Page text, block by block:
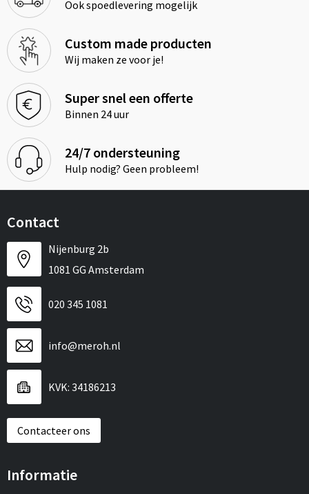
Ook spoedlevering mogelijk
Custom made producten
Wij maken ze voor je!
Super snel een offerte
Binnen 24 uur
24/7 ondersteuning
Hulp nodig? Geen probleem!
Contact
Nijenburg 2b
1081 GG Amsterdam
020 345 1081
info@meroh.nl
KVK: 34186213
Contacteer ons
Informatie